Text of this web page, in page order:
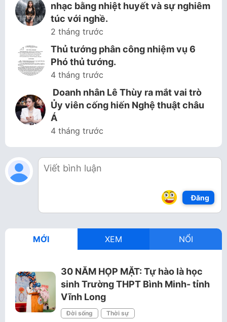
nhạc bằng nhiệt huyết và sự nghiêm
túc với nghề.
2 tháng trước
Thủ tướng phân công nhiệm vụ 6
Phó thủ tướng.
4 tháng trước
Doanh nhân Lê Thùy ra mắt vai trò
Ủy viên cống hiến Nghệ thuật châu
Á
4 tháng trước
Đăng
MỚI XEM NỔI
30 NĂM HỌP MẶT: Tự hào là học
sinh Trường THPT Bình Minh- tỉnh
Vĩnh Long
Đời sống Thời sự